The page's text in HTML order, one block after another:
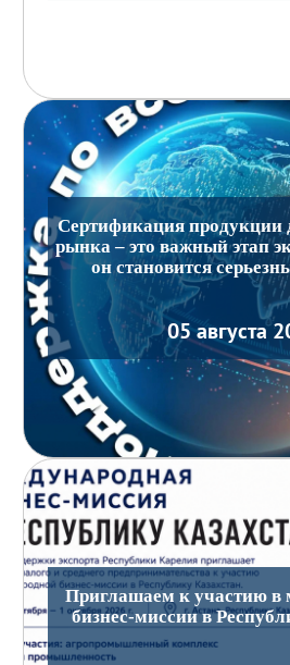
Сертификация продукции
рынка – это важный этап
он становится
05 августа
Приглашаем к участию в
бизнес-миссии в